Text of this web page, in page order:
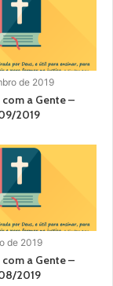
de 2019
a Gente –
2019
de 2019
a Gente –
2019